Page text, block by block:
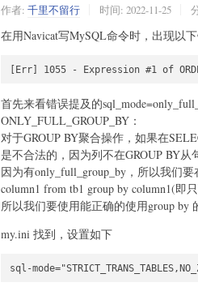
作者: 千里不留行 时间: 2022-11-25
在用Navicat写MySQL命令时，出现以下
首先来看错误提及的
ONLY_FULL_GROUP_BY：
对于GROUP BY聚合操作，如果在
是不合法的，因为列不在GROUP BY从
因为有only_full_group_by，所以我们
column1 from tb1 group by column1(即
所以我们要使用能正确的使用group by
my.ini 找到，设置如下